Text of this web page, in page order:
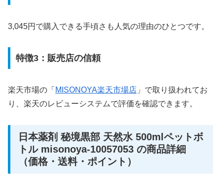
3,045円で購入できる手頃さも人気の理由のひとつです。
特徴3：販売店の信頼
楽天市場の「 MISONOYA楽天市場店 」で取り扱われてお
り、楽天のレビューシステムで評価を確認できます。
日本薬剤 秘境黒部 天然水 500mlペットボ
トル misonoya-10057053 の商品詳細
（価格・送料・ポイント）